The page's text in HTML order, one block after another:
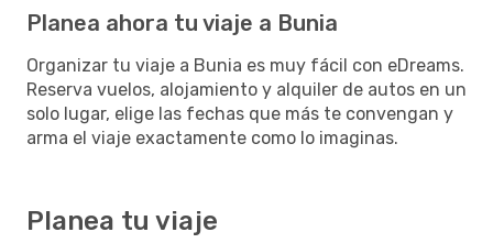
Planea ahora tu viaje a Bunia
Organizar tu viaje a Bunia es muy fácil con eDreams.
Reserva vuelos, alojamiento y alquiler de autos en un
solo lugar, elige las fechas que más te convengan y
arma el viaje exactamente como lo imaginas.
Planea tu viaje